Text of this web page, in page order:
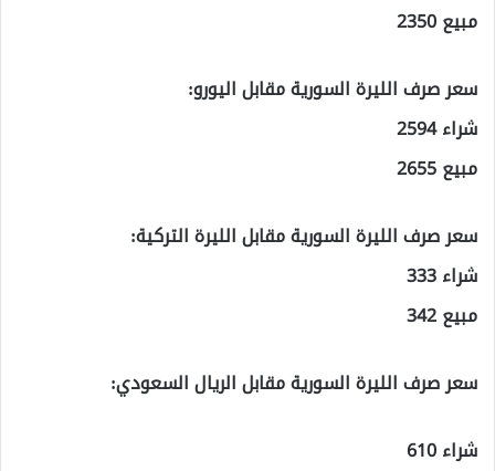
مبيع 2350
سعر صرف الليرة السورية مقابل اليورو:
شراء 2594
مبيع 2655
سعر صرف الليرة السورية مقابل الليرة التركية:
شراء 333
مبيع 342
سعر صرف الليرة السورية مقابل الريال السعودي:
شراء 610